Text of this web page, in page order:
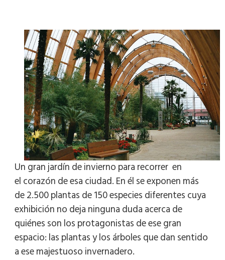
Un granjardín de inviernopara recorrer en
elcorazónde esaciudad. En él se exponen más
de2.500 plantas de 150 especiesdiferentes cuya
exhibición no deja ninguna duda acerca de
quiénes son los protagonistas de ese gran
espacio: las plantas y los árboles que dan sentido
a ese majestuoso invernadero.